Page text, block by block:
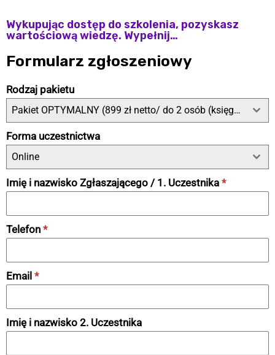
Wykupując dostęp do szkolenia, pozyskasz
wartościową wiedzę. Wypełnij…
Formularz zgłoszeniowy
Rodzaj pakietu
Pakiet OPTYMALNY (899 zł netto/ do 2 osób (księgowy + członek zarządu odpowiedzialny za AML)
Forma uczestnictwa
Online
Imię i nazwisko Zgłaszającego / 1. Uczestnika *
Telefon *
Email *
Imię i nazwisko 2. Uczestnika